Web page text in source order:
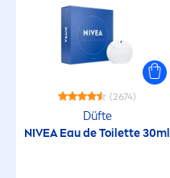
(2674)
Düfte
NIVEAEau de Toilette 30ml